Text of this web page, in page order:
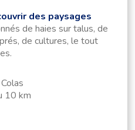
des paysages
de haies sur talus, de
de cultures, le tout
10 km